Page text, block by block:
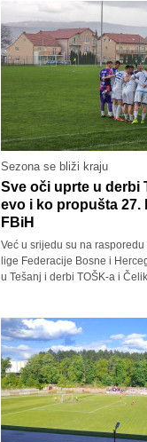
Sezona se bliži kraju
Sve oči uprte u derbi
evo i ko propušta 27.
FBiH
Već u srijedu su na
lige Federacije Bosne i
u Tešanj i derbi TOŠK-a i